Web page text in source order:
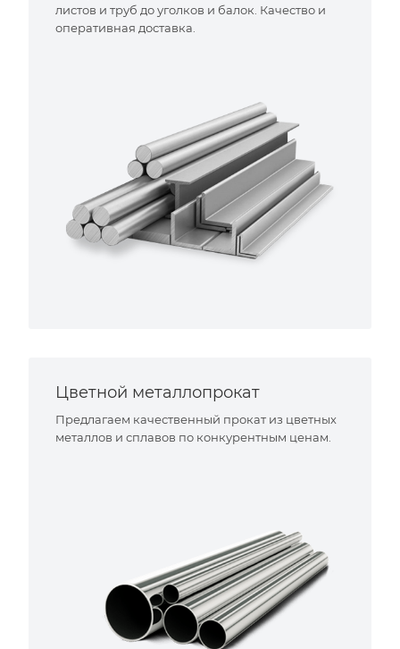
листов и труб до уголков и балок. Качество и
оперативная доставка.
Цветной металлопрокат
Предлагаем качественный прокат из цветных
металлов и сплавов по конкурентным ценам.